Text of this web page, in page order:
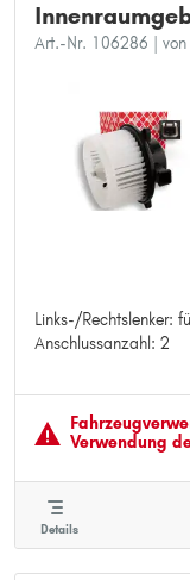
Art.-Nr. 106286 |
Links-/Rechtslenker:
Anschlussanzahl: 2
Links-/Rechtslenker:
Spannung [V]: 12
Verwendung
Details